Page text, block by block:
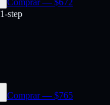
Comprar— $672
1-step
Comprar— $765